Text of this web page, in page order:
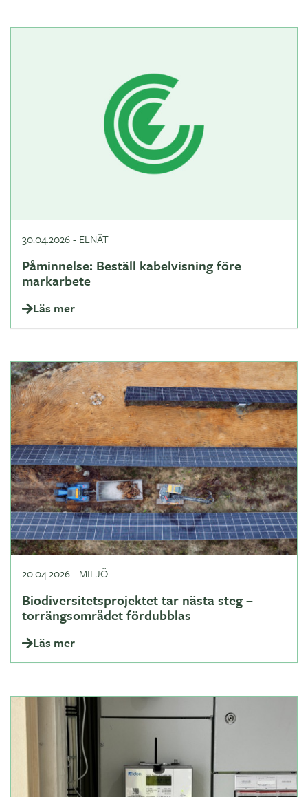
30.04.2026- ELNÄT
Påminnelse: Beställ kabelvisning före
markarbete
Läs mer
20.04.2026- MILJÖ
Biodiversitetsprojektet tar nästa steg –
torrängsområdet fördubblas
Läs mer